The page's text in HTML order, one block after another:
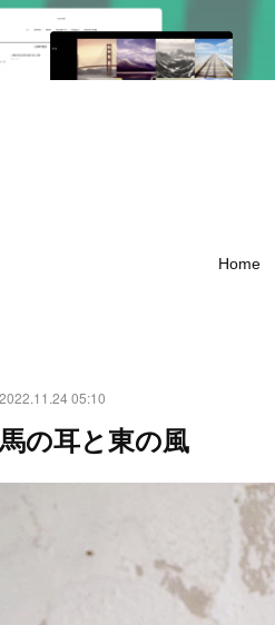
Home
2022.11.24 05:10
馬の耳と東の風